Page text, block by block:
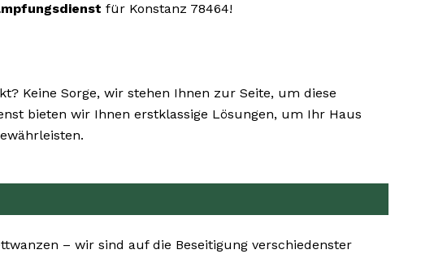
für Konstanz 78464!
Keine Sorge, wir stehen Ihnen zur Seite, um diese
bieten wir Ihnen erstklassige Lösungen, um Ihr Haus
– wir sind auf die Beseitigung verschiedenster